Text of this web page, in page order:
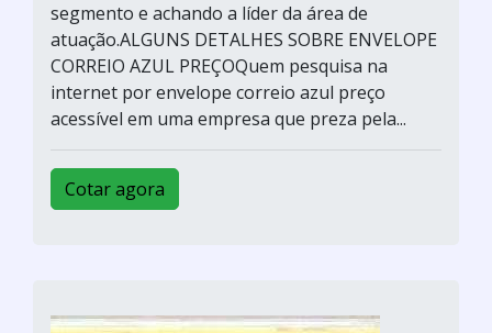
segmento e achando a líder da área de
atuação.ALGUNS DETALHES SOBRE ENVELOPE
CORREIO AZUL PREÇOQuem pesquisa na
internet por envelope correio azul preço
acessível em uma empresa que preza pela...
Cotar agora